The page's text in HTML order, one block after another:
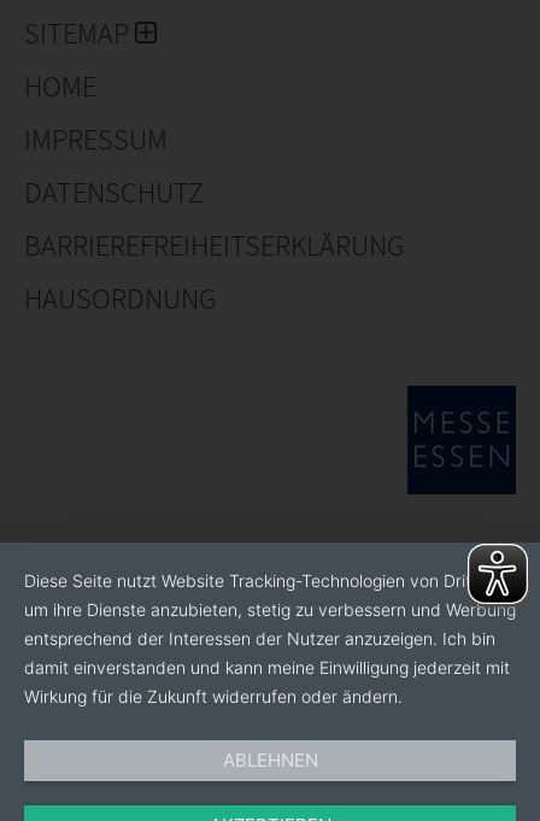
SITEMAP
HOME
IMPRESSUM
DATENSCHUTZ
BARRIEREFREIHEITSERKLÄRUNG
HAUSORDNUNG
Diese Seite nutzt Website Tracking-Technologien von Dritten,
um ihre Dienste anzubieten, stetig zu verbessern und Werbung
entsprechend der Interessen der Nutzer anzuzeigen. Ich bin
damit einverstanden und kann meine Einwilligung jederzeit mit
Wirkung für die Zukunft widerrufen oder ändern.
ABLEHNEN